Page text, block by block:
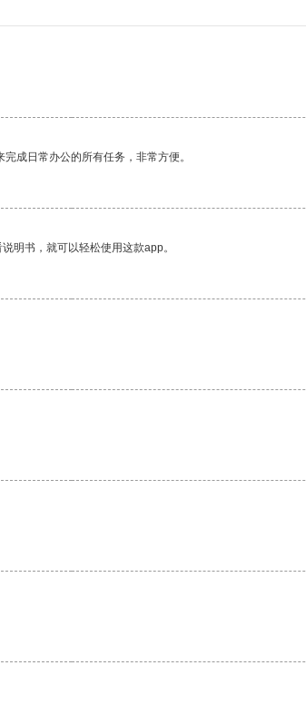
成日常办公的所有任务，非常方便。
明书，就可以轻松使用这款app。